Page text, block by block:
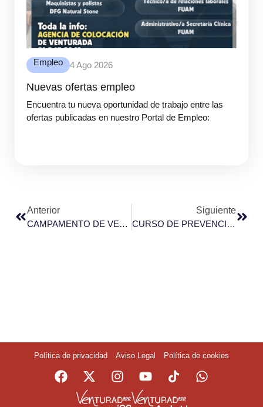
Empleo 4 Ago 2026
Nuevas ofertas empleo
Encuentra tu nueva oportunidad de trabajo entre las
ofertas publicadas en nuestro Portal de Empleo:
Anterior
CAMPAMENTO DE VERANO
Siguiente
CURSO DE PREVENCIÓN Y EXTINCIÓN DE INCENDIOS PARA GANADEROS
Política de privacidad Aviso Legal Política de cookies